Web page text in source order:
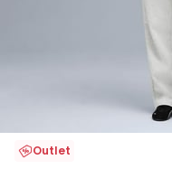
Outlet